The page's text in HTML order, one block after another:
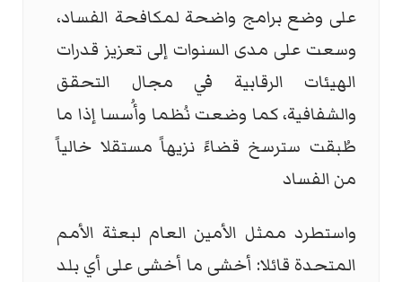
على وضع برامج واضحة لمكافحة الفساد،
وسعت على مدى السنوات إلى تعزيز قدرات
الهيئات الرقابية في مجال التحقق
والشفافية، كما وضعت نُظما وأُسسا إذا ما
طُبقت سترسخ قضاءً نزيهاً مستقلا خالياً
من الفساد
واستطرد ممثل الأمين العام لبعثة الأمم
المتحدة قائلا: أخشى ما أخشى على أي بلد